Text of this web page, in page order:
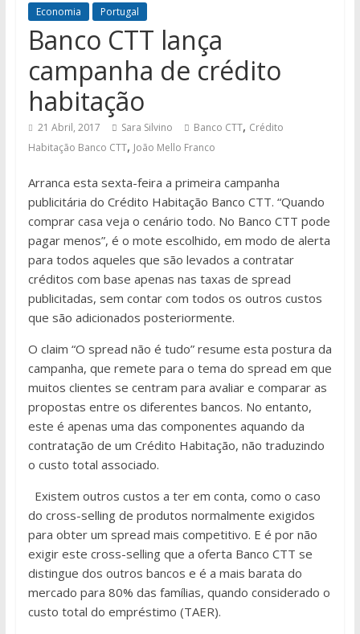
Economia Portugal
Banco CTT lança
campanha de crédito
habitação
21 Abril, 2017 Sara Silvino Banco CTT, Crédito
Habitação Banco CTT, João Mello Franco
Arranca esta sexta-feira a primeira campanha
publicitária do Crédito Habitação Banco CTT. “Quando
comprar casa veja o cenário todo. No Banco CTT pode
pagar menos”, é o mote escolhido, em modo de alerta
para todos aqueles que são levados a contratar
créditos com base apenas nas taxas de spread
publicitadas, sem contar com todos os outros custos
que são adicionados posteriormente.
O claim “O spread não é tudo” resume esta postura da
campanha, que remete para o tema do spread em que
muitos clientes se centram para avaliar e comparar as
propostas entre os diferentes bancos. No entanto,
este é apenas uma das componentes aquando da
contratação de um Crédito Habitação, não traduzindo
o custo total associado.
Existem outros custos a ter em conta, como o caso
do cross-selling de produtos normalmente exigidos
para obter um spread mais competitivo. E é por não
exigir este cross-selling que a oferta Banco CTT se
distingue dos outros bancos e é a mais barata do
mercado para 80% das famílias, quando considerado o
custo total do empréstimo (TAER).